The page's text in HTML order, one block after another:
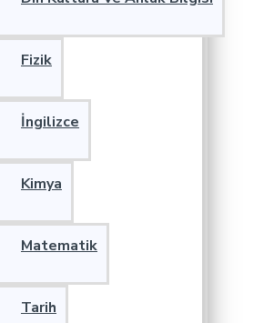
Fizik
İngilizce
Kimya
Matematik
Tarih